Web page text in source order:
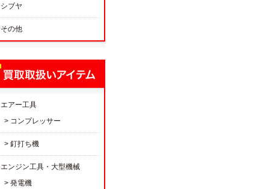
シブヤ
その他
エアー工具
コンプレッサー
釘打ち機
エンジン工具・大型機械
発電機